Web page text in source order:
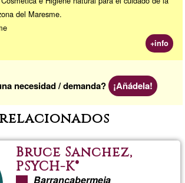
del Maresme.
+info
necesidad / demanda? ¡Añádela!
Bruce Sanchez,
PSYCH-K®
Barrancabermeja